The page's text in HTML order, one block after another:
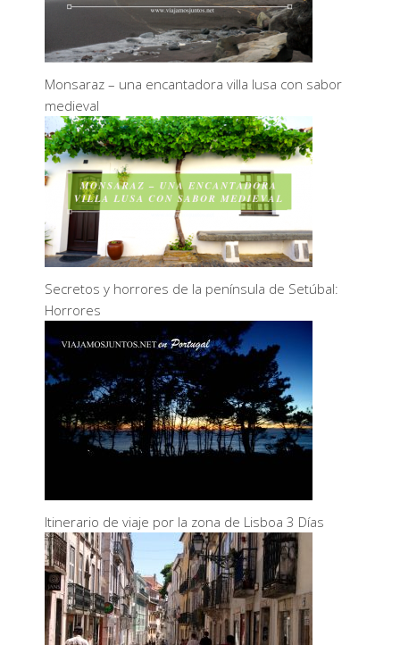
Monsaraz – una encantadora villa lusa con sabor
medieval
Secretos y horrores de la península de Setúbal:
Horrores
Itinerario de viaje por la zona de Lisboa 3 Días